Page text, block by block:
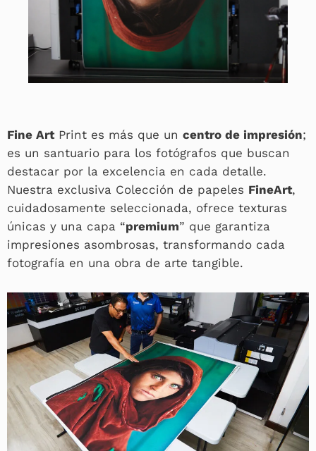
Fine ArtPrint es más que un centro de impresión;
es un santuario para los fotógrafos que buscan
destacar por la excelencia en cada detalle.
Nuestra exclusiva Colección de papeles FineArt,
cuidadosamente seleccionada, ofrece texturas
únicas y una capa “premium” que garantiza
impresiones asombrosas, transformando cada
fotografía en una obra de arte tangible.